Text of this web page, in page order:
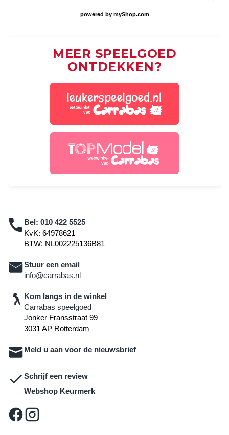
powered by myShop.com
MEER SPEELGOED
ONTDEKKEN?
Bel: 010 422 5525
KvK: 64978621
BTW: NL002225136B81
Stuur een email
info@carrabas.nl
Kom langs in de winkel
Carrabas speelgoed
Jonker Fransstraat 99
3031 AP Rotterdam
Meld u aan voor de nieuwsbrief
Schrijf een review
Webshop Keurmerk